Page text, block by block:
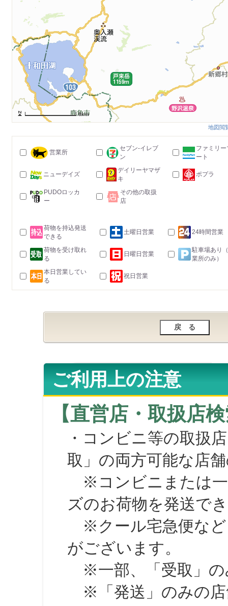
8km
地図閲
営業所
セブン-イレブ
ン
ファミリー
ート
ニューデイズ
デイリーヤマザ
キ
ポプラ
PUDOロッカ
ー
その他の取扱
店
荷物を持込発送
できる
土曜日営業 24時間営業
荷物を受け取れ
る
日曜日営業
駐車場あり
業所のみ）
本日営業してい
る
祝日営業
ご利用上の注意
【直営店・取扱店
・コンビニ等の取扱
取」の両方可能な店
※コンビニまたは一
ズのお荷物を発送で
※クール宅急便など
がございます。
※一部、「受取」の
※「発送」のみの店